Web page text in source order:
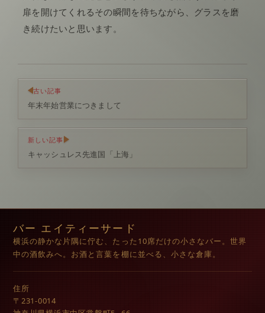
扉を開けてくれるその瞬間を待ちながら、グラスを磨
き続けたいと思います。
古い記事
年末年始営業につきまして
新しい記事
キャッシュレス先進国「上海」
バー エイティーサード
横浜の静かな片隅に佇む、たった10席だけの小さなバー。世界
中の酒飲みへ。お酒と言葉を棚に並べる、小さな倉庫。
住所
〒231-0014